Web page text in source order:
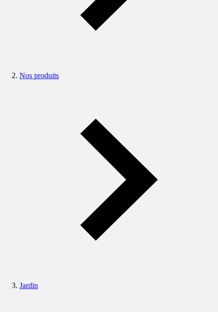
Nos produits
Jardin